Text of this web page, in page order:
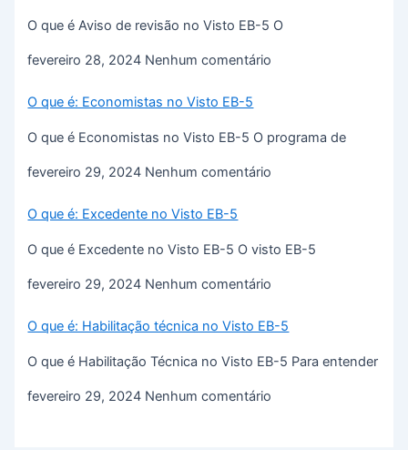
O que é Aviso de revisão no Visto EB-5 O
fevereiro 28, 2024 Nenhum comentário
O que é: Economistas no Visto EB-5
O que é Economistas no Visto EB-5 O programa de
fevereiro 29, 2024 Nenhum comentário
O que é: Excedente no Visto EB-5
O que é Excedente no Visto EB-5 O visto EB-5
fevereiro 29, 2024 Nenhum comentário
O que é: Habilitação técnica no Visto EB-5
O que é Habilitação Técnica no Visto EB-5 Para entender
fevereiro 29, 2024 Nenhum comentário